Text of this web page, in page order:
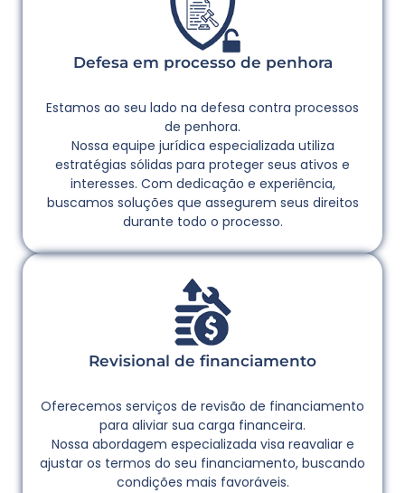
Defesa em processo de penhora
Estamos ao seu lado na defesa contra processos
de penhora.
Nossa equipe jurídica especializada utiliza
estratégias sólidas para proteger seus ativos e
interesses. Com dedicação e experiência,
buscamos soluções que assegurem seus direitos
durante todo o processo.
Revisional de financiamento
Oferecemos serviços de revisão de financiamento
para aliviar sua carga financeira.
Nossa abordagem especializada visa reavaliar e
ajustar os termos do seu financiamento, buscando
condições mais favoráveis.